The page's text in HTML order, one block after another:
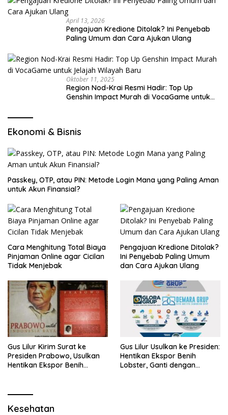
April 13, 2026
Pengajuan Kredione Ditolak? Ini Penyebab
Paling Umum dan Cara Ajukan Ulang
Oktober 11, 2025
Region Nod-Krai Resmi Hadir: Top Up
Genshin Impact Murah di VocaGame untuk
Ekonomi & Bisnis
Passkey, OTP, atau PIN: Metode Login Mana yang Paling Aman
untuk Akun Finansial?
Cara Menghitung Total Biaya
Pinjaman Online agar Cicilan
Tidak Menjebak
Pengajuan Kredione Ditolak?
Ini Penyebab Paling Umum
dan Cara Ajukan Ulang
Gus Lilur Kirim Surat ke
Presiden Prabowo, Usulkan
Hentikan Ekspor Benih
Gus Lilur Usulkan ke Presiden:
Hentikan Ekspor Benih
Lobster, Ganti dengan
Kesehatan